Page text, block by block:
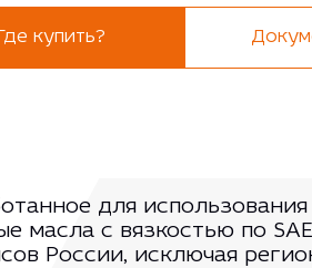
Где купить?
для
масла с вязкостью по
России, исключая